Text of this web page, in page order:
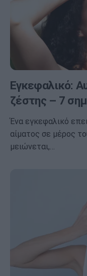
Εγκεφαλικό:
ζέστης – 7
Ένα εγκεφαλικό
αίματος σε μέρος
μειώνεται,…